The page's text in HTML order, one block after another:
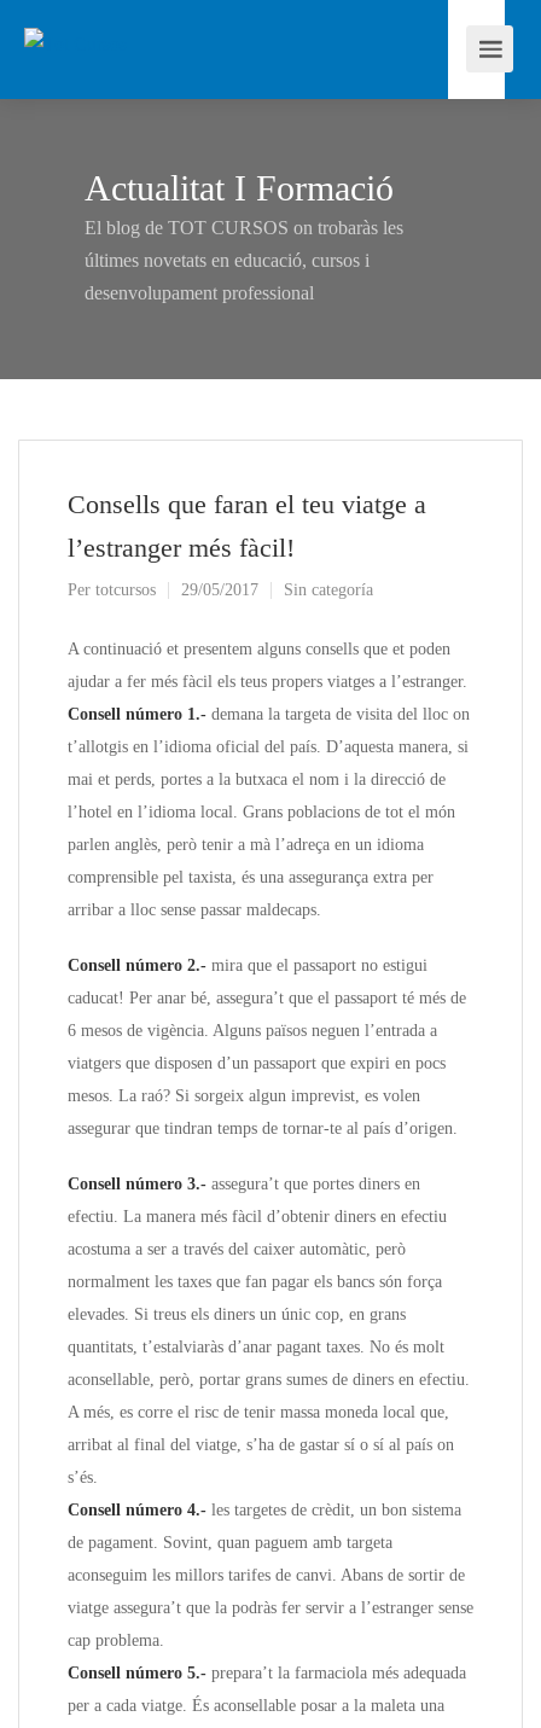
Actualitat I Formació
El blog de TOT CURSOS on trobaràs les
últimes novetats en educació, cursos i
desenvolupament professional
Consells que faran el teu viatge a
l’estranger més fàcil!
Per totcursos 29/05/2017 Sin categoría
A continuació et presentem alguns consells que et poden
ajudar a fer més fàcil els teus propers viatges a l’estranger.
Consell número 1.- demana la targeta de visita del lloc on
t’allotgis en l’idioma oficial del país. D’aquesta manera, si
mai et perds, portes a la butxaca el nom i la direcció de
l’hotel en l’idioma local. Grans poblacions de tot el món
parlen anglès, però tenir a mà l’adreça en un idioma
comprensible pel taxista, és una assegurança extra per
arribar a lloc sense passar maldecaps.
Consell número 2.- mira que el passaport no estigui
caducat! Per anar bé, assegura’t que el passaport té més de
6 mesos de vigència. Alguns països neguen l’entrada a
viatgers que disposen d’un passaport que expiri en pocs
mesos. La raó? Si sorgeix algun imprevist, es volen
assegurar que tindran temps de tornar-te al país d’origen.
Consell número 3.- assegura’t que portes diners en
efectiu. La manera més fàcil d’obtenir diners en efectiu
acostuma a ser a través del caixer automàtic, però
normalment les taxes que fan pagar els bancs són força
elevades. Si treus els diners un únic cop, en grans
quantitats, t’estalviaràs d’anar pagant taxes. No és molt
aconsellable, però, portar grans sumes de diners en efectiu.
A més, es corre el risc de tenir massa moneda local que,
arribat al final del viatge, s’ha de gastar sí o sí al país on
s’és.
Consell número 4.- les targetes de crèdit, un bon sistema
de pagament. Sovint, quan paguem amb targeta
aconseguim les millors tarifes de canvi. Abans de sortir de
viatge assegura’t que la podràs fer servir a l’estranger sense
cap problema.
Consell número 5.- prepara’t la farmaciola més adequada
per a cada viatge. És aconsellable posar a la maleta una